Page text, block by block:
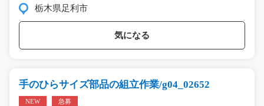
栃木県足利市
気になる
手のひらサイズ部品の組立作業/g04_02652
NEW 急募